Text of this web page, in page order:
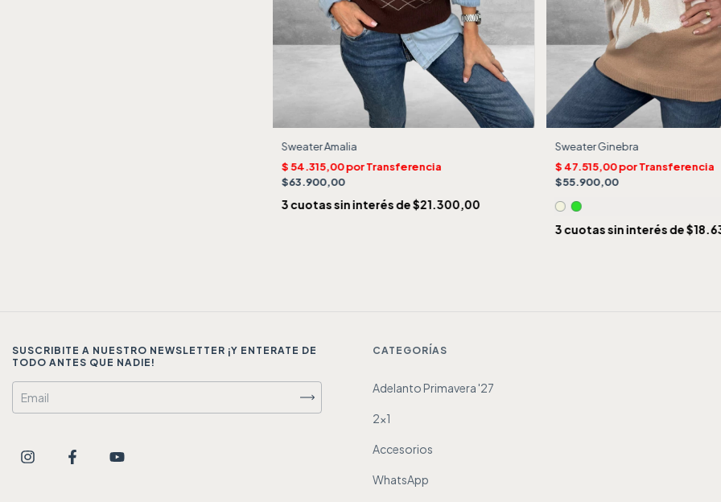
Sweater Amalia
$63.900,00
3cuotas sin interés de$21.300,00
Sweater Ginebra
$55.900,00
3cuotas sin interés de
SUSCRIBITE A NUESTRO NEWSLETTER ¡Y ENTERATE DE
TODO ANTES QUE NADIE!
CATEGORÍAS
Adelanto Primavera '27
2x1
Accesorios
WhatsApp